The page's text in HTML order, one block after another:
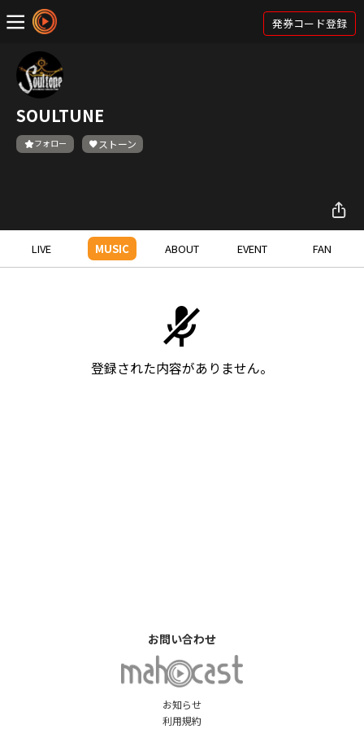
発券コード登録
SOULTUNE
フォロー ストーン
LIVE MUSIC ABOUT EVENT FAN
登録された内容がありません。
お知らせ
利用規約
お問い合わせ